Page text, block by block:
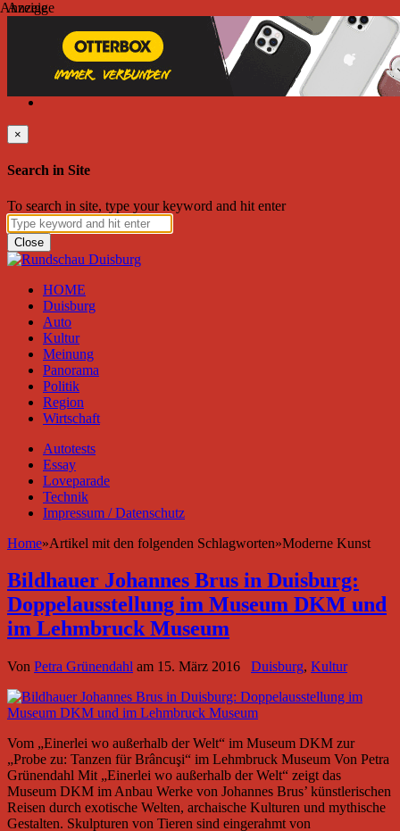
Sonntag, August 09, 2026
Friend on Facebook Follow on Twitter
Subscribe to RSS
×
Search in Site
To search in site, type your keyword and hit enter
Close
HOME
Duisburg
Auto
Kultur
Meinung
Panorama
Politik
Region
Wirtschaft
Autotests
Essay
Loveparade
Technik
Impressum / Datenschutz
Home»Artikel mit den folgenden Schlagworten»Moderne Kunst
Bildhauer Johannes Brus in Duisburg:
Doppelausstellung im Museum DKM und
im Lehmbruck Museum
Von Petra Grünendahl am 15. März 2016 Duisburg, Kultur
Vom „Einerlei wo außerhalb der Welt“ im Museum DKM zur
„Probe zu: Tanzen für Brâncuşi“ im Lehmbruck Museum Von Petra
Grünendahl Mit „Einerlei wo außerhalb der Welt“ zeigt das
Museum DKM im Anbau Werke von Johannes Brus’ künstlerischen
Reisen durch exotische Welten, archaische Kulturen und mythische
Gestalten. Skulpturen von Tieren sind eingerahmt von
Anzeige
Anzeige